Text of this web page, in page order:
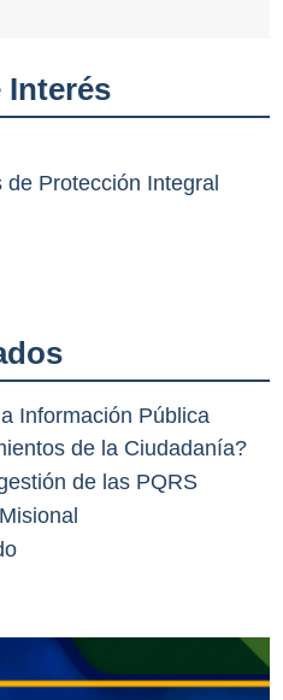
Interés
Protección Integral
Información Pública
de la Ciudadanía?
de las PQRS